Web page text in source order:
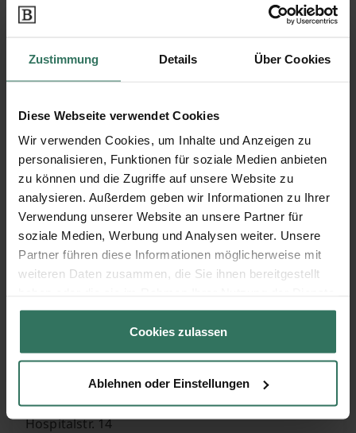
Zustimmung Details Über Cookies
Diese Webseite verwendet Cookies
Wir verwenden Cookies, um Inhalte und Anzeigen zu
personalisieren, Funktionen für soziale Medien anbieten
zu können und die Zugriffe auf unsere Website zu
analysieren. Außerdem geben wir Informationen zu Ihrer
Verwendung unserer Website an unsere Partner für
soziale Medien, Werbung und Analysen weiter. Unsere
Partner führen diese Informationen möglicherweise mit
weiteren Daten zusammen, die Sie ihnen bereitgestellt
gesammelt haben.
Cookies zulassen
Ablehnen oder Einstellungen
Grundel-Pietät
65343 Eltville
Hamm Bestattungen GmbH
Adolfstr. 28
Heinrich Charwat Bestattungsinstitut
Hospitalstr. 14